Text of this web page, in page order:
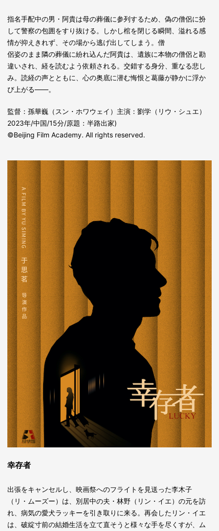
指名手配中の男・阿貴は母の葬儀に参列するため、偽の僧侶に扮
して警察の包囲をすり抜ける。しかし棺を閉じる瞬間、溢れる感
情が抑えきれず、その場から逃げ出してしまう。僧
侶姿のまま隣の葬儀に紛れ込んだ阿貴は、遺族に本物の僧侶と勘
違いされ、経を読むよう依頼される。交錯する身分、重なる悲し
み。読経の声とともに、心の奥底に潜む悔恨と葛藤が静かに浮か
び上がる――。
監督：孫華巍（スン・ホワウェイ）主演：劉学（リウ・シュエ）
2023年/中国/15分/原題：半路出家)
©Beijing Film Academy. All rights reserved.
幸存者
出張をキャンセルし、映画祭へのフライトを見送った李木子
（リ・ムーズー）は、別居中の夫・林野（リン・イエ）の元を訪
れ、病気の愛犬ラッキーを引き取りに来る。再会したリン・イエ
は、破綻寸前の結婚生活を立て直そうと様々な手を尽くすが、ム